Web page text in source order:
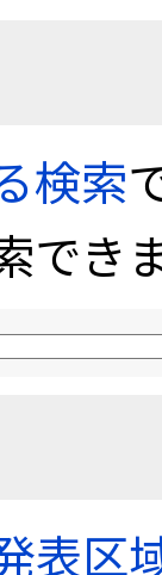
検索
でき
表区